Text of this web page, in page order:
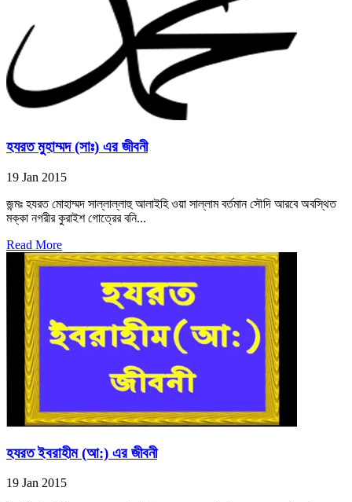
হযরত মুহাম্মদ (সাঃ) এর জীবনী
19 Jan 2015
জন্মঃ হযরত মোহাম্মদ সাল্লাল্লাহু আলাইহি ওয়া সাল্লাম বর্তমান সৌদি আরবে অবস্থিত
মক্কা নগরীর কুরাইশ গোত্রের বনি...
Read More
হযরত ইবরাহীম (আ:) এর জীবনী
19 Jan 2015